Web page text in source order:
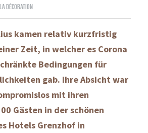
Décoration
kamen relativ kurzfristig
Zeit, in welcher es Corona
Bedingungen für
gab. Ihre Absicht war
mit ihren
Gästen in der schönen
Hotels Grenzhof in